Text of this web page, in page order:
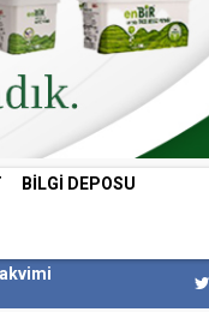
BILGI DEPOSU